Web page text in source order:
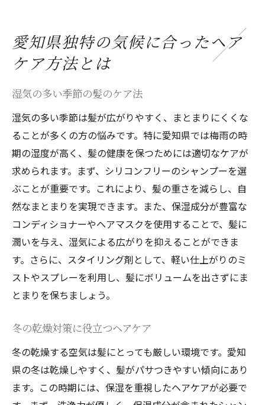
愛知県独特の気候に合ったヘア
ケア方法とは
湿気の多い季節の髪のケア法
湿気の多い季節は髪が広がりやすく、まとまりにくくな
ることが多くの方の悩みです。特に愛知県では梅雨の時
期の湿度が高く、髪の健康を保つためには適切なケアが
求められます。まず、シリコンフリーのシャンプーを選
ぶことが重要です。これにより、髪の重さを減らし、自
然なまとまりを実現できます。また、保湿成分が豊富な
コンディショナーやヘアマスクを使用することで、髪に
潤いを与え、湿気による広がりを抑えることができま
す。さらに、スタイリング剤として、軽い仕上がりのミ
ストやスプレーを利用し、髪にボリュームを出さずにま
とまりを保ちましょう。
冬の乾燥対策に役立つヘアケア
冬の乾燥する空気は髪にとっても厳しい環境です。愛知
県の冬は乾燥しやすく、髪がパサつきやすい傾向にあり
ます。この時期には、保湿を重視したヘアケアが必要で